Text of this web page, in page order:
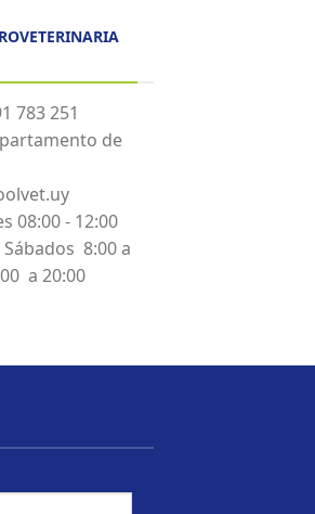
783 251
de
08:00 - 12:00
Sábados 8:00 a
a 20:00